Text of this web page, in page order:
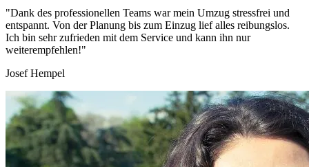
"Dank des professionellen Teams war mein Umzug stressfrei und
entspannt. Von der Planung bis zum Einzug lief alles reibungslos.
Ich bin sehr zufrieden mit dem Service und kann ihn nur
weiterempfehlen!"
Josef Hempel